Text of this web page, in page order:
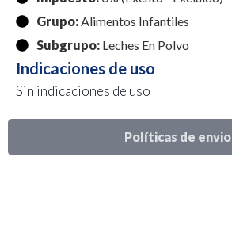
Políticas de envio
Grupo:Alimentos Infantiles
Subgrupo: Leches En Polvo
Indicaciones de uso
Sin indicaciones de uso